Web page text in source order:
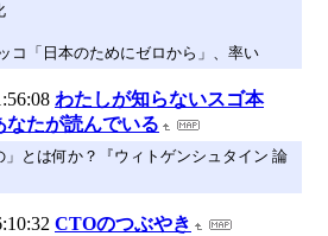
コ「日本のためにゼロから」、率い
わたしが知らないスゴ本
なたが読んでいる
」とは何か？『ウィトゲンシュタイン 論
CTOのつぶやき